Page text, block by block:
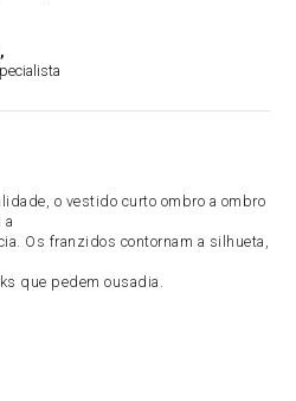
o vestido curto ombro a ombro
a
Os franzidos contornam a silhueta,
que pedem ousadia.